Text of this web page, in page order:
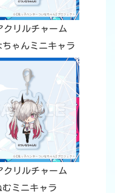
クリルチャーム
ちゃんミニキャラ
クリルチャーム
むミニキャラ